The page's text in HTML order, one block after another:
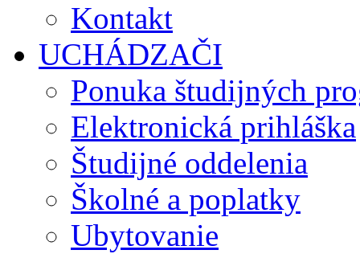
Kontakt
UCHÁDZAČI
Ponuka študijných
Elektronická prihláška
Študijné oddelenia
Školné a poplatky
Ubytovanie